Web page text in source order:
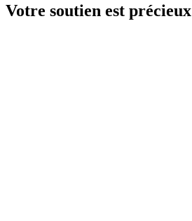
Votre soutien est précieux